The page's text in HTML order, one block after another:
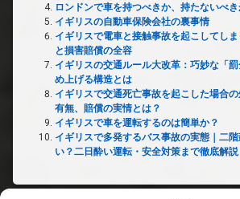
ロンドンで車を持つべきか、持たないべき
イギリスの自動車保険会社の裏事情
イギリスで電車と接触事故を起こしてし
と損害賠償の全容
イギリスの交通ルール大改革：巧妙な「
め上げる構造とは
イギリスで交通死亡事故を起こした場合
有無、賠償の実情とは？
イギリスで車を運転するのは簡単か？
イギリスで多発するバス事故の実態｜二
い？二日酔い運転・安全対策まで徹底解説